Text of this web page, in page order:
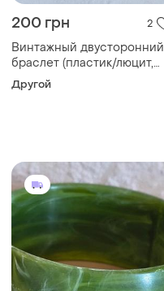
200 грн 2
Винтажный двусторонний
браслет (пластик/люцит,
дерево)
Другой